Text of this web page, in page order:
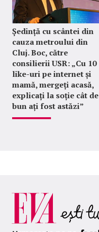
Ședință cu scântei din
cauza metroului din
Cluj. Boc, către
consilierii USR: „Cu 10
like-uri pe internet și
mamă, mergeți acasă,
explicați la soție cât de
bun ați fost astăzi”